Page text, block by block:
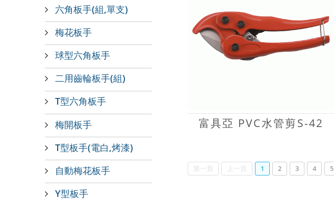
富具亞 PVC水管剪S-42
第一頁 上一頁 1 2 3 4 5
六角板手(組,單支)
梅花板手
球型六角板手
二用齒輪板手(組)
T型六角板手
梅開板手
T型板手(電白,烤漆)
自動梅花板手
Y型板手